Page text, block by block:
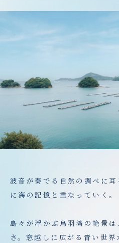
波音が奏でる自然の調べに
に海の記憶と重なっていく。
島々が浮かぶ鳥羽湾の絶景
さ。窓越しに広がる青い世界